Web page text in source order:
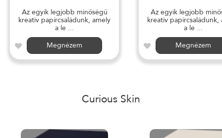
Az egyik legjobb minőségű
kreatív papírcsaládunk, amely
a le ...
Megnézem
Az egyik legjobb
kreatív papírcsaládunk,
a le ...
Megnézem
Curious Skin